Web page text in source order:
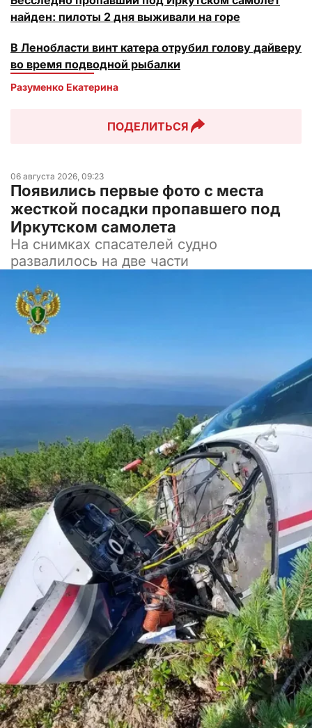
найден: пилоты 2 дня выживали на горе
В Ленобласти винт катера отрубил голову дайверу
во время подводной рыбалки
Разуменко Екатерина
ПОДЕЛИТЬСЯ
06 августа 2026, 09:23
Появились первые фото с места
жесткой посадки пропавшего под
Иркутском самолета
На снимках спасателей судно
развалилось на две части